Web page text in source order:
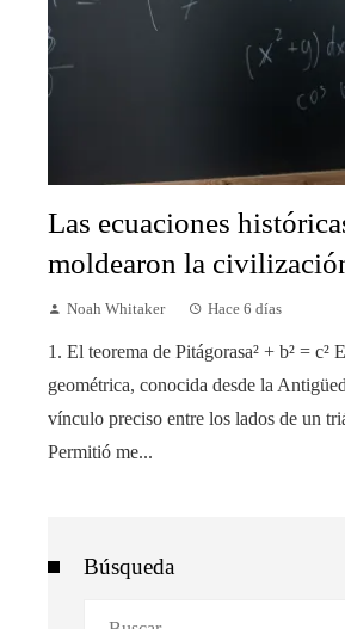
Las ecuaciones
moldearon la
Noah Whitaker Hace 6 días
1. El teorema de Pitágorasa² + b² = c²
geométrica, conocida desde la
vínculo preciso entre los lados de un
Permitió me...
Búsqueda